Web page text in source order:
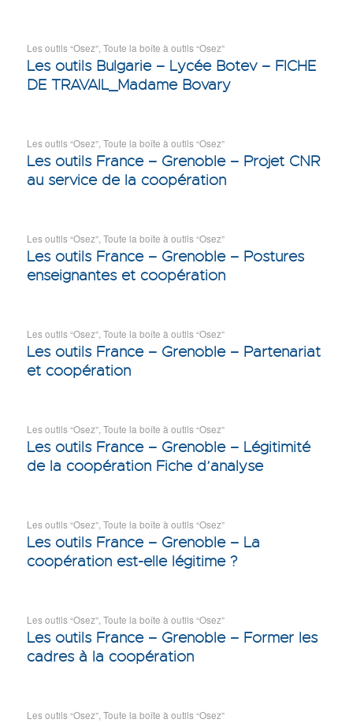
Les outils “Osez”, Toute la boîte à outils “Osez”
Les outils Bulgarie – Lycée Botev – FICHE
DE TRAVAIL_Madame Bovary
Les outils “Osez”, Toute la boîte à outils “Osez”
Les outils France – Grenoble – Projet CNR
au service de la coopération
Les outils “Osez”, Toute la boîte à outils “Osez”
Les outils France – Grenoble – Postures
enseignantes et coopération
Les outils “Osez”, Toute la boîte à outils “Osez”
Les outils France – Grenoble – Partenariat
et coopération
Les outils “Osez”, Toute la boîte à outils “Osez”
Les outils France – Grenoble – Légitimité
de la coopération Fiche d’analyse
Les outils “Osez”, Toute la boîte à outils “Osez”
Les outils France – Grenoble – La
coopération est-elle légitime ?
Les outils “Osez”, Toute la boîte à outils “Osez”
Les outils France – Grenoble – Former les
cadres à la coopération
Les outils “Osez”, Toute la boîte à outils “Osez”